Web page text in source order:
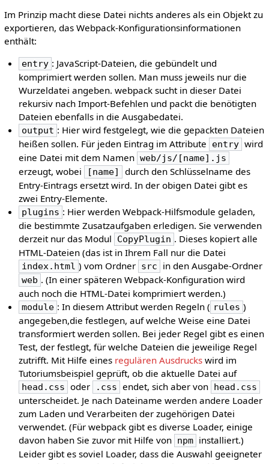
Im Prinzip macht diese Datei nichts anderes als ein Objekt zu
exportieren, das Webpack-Konfigurationsinformationen
enthält:
entry : JavaScript-Dateien, die gebündelt und
komprimiert werden sollen. Man muss jeweils nur die
Wurzeldatei angeben. webpack sucht in dieser Datei
rekursiv nach Import-Befehlen und packt die benötigten
Dateien ebenfalls in die Ausgabedatei.
output : Hier wird festgelegt, wie die gepackten Dateien
heißen sollen. Für jeden Eintrag im Attribute
entry wird
eine Datei mit dem Namen web/js/[name].js
erzeugt, wobei [name]
durch den Schlüsselname des
Entry-Eintrags ersetzt wird. In der obigen Datei gibt es
zwei Entry-Elemente.
plugins : Hier werden Webpack-Hilfsmodule geladen,
die bestimmte Zusatzaufgaben erledigen. Sie verwenden
derzeit nur das Modul
CopyPlugin . Dieses kopiert alle
HTML-Dateien (das ist in Ihrem Fall nur die Datei
index.html ) vom Ordner src in den Ausgabe-Ordner
web . (In einer späteren Webpack-Konfiguration wird
auch noch die HTML-Datei komprimiert werden.)
module : In diesem Attribut werden Regeln ( rules )
angegeben,die festlegen, auf welche Weise eine Datei
transformiert werden sollen. Bei jeder Regel gibt es einen
Test, der festlegt, für welche Dateien die jeweilige Regel
zutrifft. Mit Hilfe eines regulären Ausdrucks wird im
Tutoriumsbeispiel geprüft, ob die aktuelle Datei auf
head.css oder .css endet, sich aber von head.css
unterscheidet. Je nach Dateiname werden andere Loader
zum Laden und Verarbeiten der zugehörigen Datei
verwendet. (Für webpack gibt es diverse Loader, einige
davon haben Sie zuvor mit Hilfe von npm installiert.)
Leider gibt es soviel Loader, dass die Auswahl geeigneter